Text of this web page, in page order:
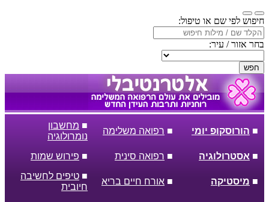
חיפוש לפי שם או טיפול:
בחר אזור / עיר:
חפש
■ הורוסקופ יומי ■ רפואה משלימה
■ מחשבון
נומרולוגיה
■ אסטרולוגיה ■ רפואה סינית ■ פירוש שמות
■ מיסטיקה ■ אורח חיים בריא
■ טיפים לחשיבה
חיובית